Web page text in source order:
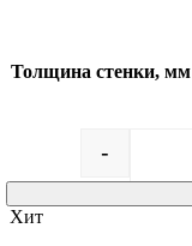
Толщина стенки, мм
-
Хит